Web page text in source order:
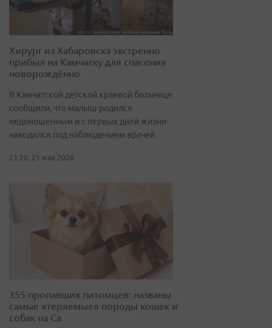
Хирург из Хабаровска экстренно
прибыл на Камчатку для спасения
новорождённо
В Камчатской детской краевой больнице
сообщили, что малыш родился
недоношенным и с первых дней жизни
находился под наблюдением врачей
21:20, 21 мая 2026
355 пропавших питомцев: названы
самые «теряемые» породы кошек и
собак на Са